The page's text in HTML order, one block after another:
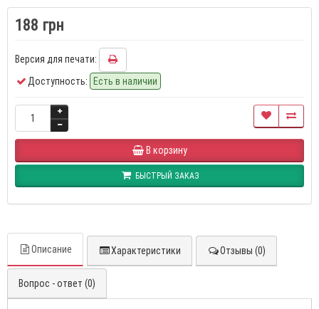
188 грн
Версия для печати:
Доступность: Есть в наличии
В корзину
БЫСТРЫЙ ЗАКАЗ
Описание Характеристики Отзывы (0)
Вопрос - ответ (0)